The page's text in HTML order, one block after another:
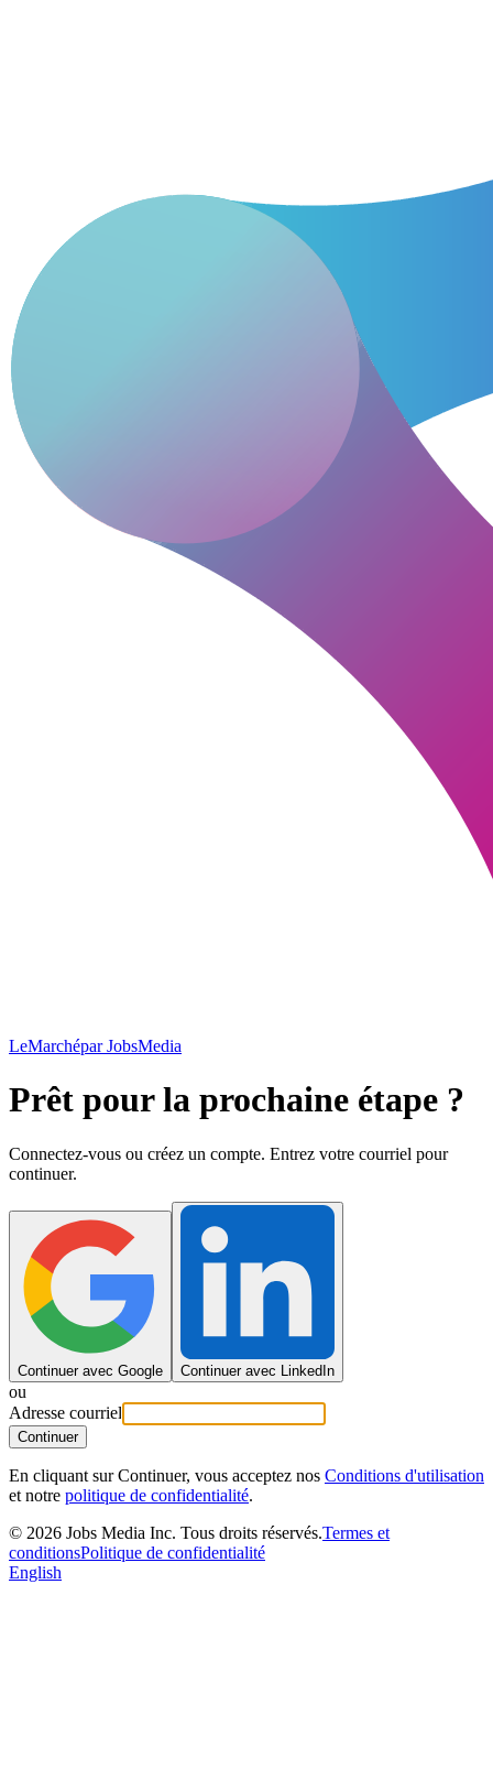
LeMarchépar JobsMedia
Prêt pour la prochaine étape ?
Connectez-vous ou créez un compte. Entrez votre courriel pour
continuer.
Continuer avec Google Continuer avec LinkedIn
ou
Adresse courriel
Continuer
En cliquant sur Continuer, vous acceptez nos Conditions d'utilisation
et notre politique de confidentialité.
© 2026 Jobs Media Inc. Tous droits réservés.Termes et
conditionsPolitique de confidentialité
English